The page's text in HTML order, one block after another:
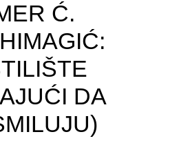
Ć.
DA